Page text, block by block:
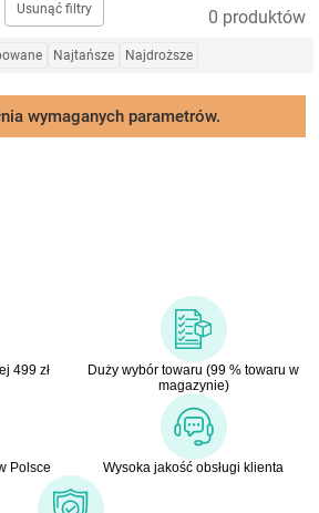
Usunąć filtry 0 produktów
Najtańsze Najdroższe
wymaganych parametrów.
499 zł
Duży wybór towaru (99 % towaru w
magazynie)
Polsce Wysoka jakość obsługi klienta